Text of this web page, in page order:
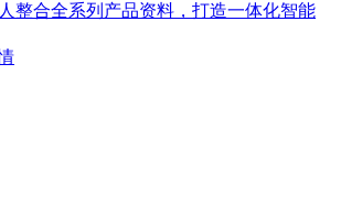
整合全系列产品资料，打造一体化智能